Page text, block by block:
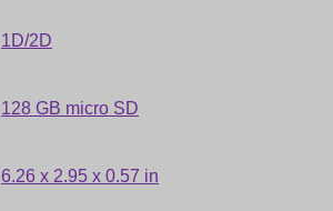
1D/2D
128 GB micro SD
6.26 x 2.95 x 0.57 in